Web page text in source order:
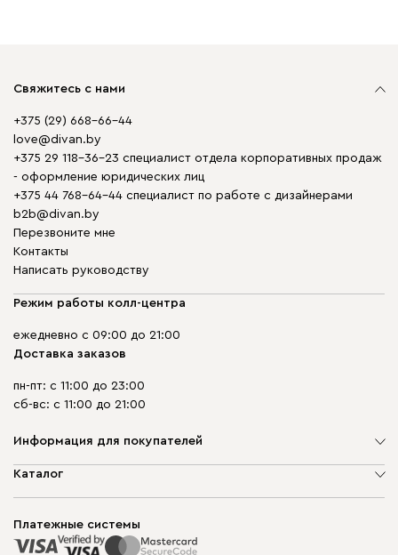
Свяжитесь с нами
+375 (29) 668-66-44
love@divan.by
+375 29 118-36-23 специалист отдела корпоративных продаж
- оформление юридических лиц
+375 44 768-64-44 специалист по работе с дизайнерами
b2b@divan.by
Перезвоните мне
Контакты
Написать руководству
Режим работы колл-центра
ежедневно с 09:00 до 21:00
Доставка заказов
пн-пт: с 11:00 до 23:00
сб-вс: с 11:00 до 21:00
Информация для покупателей
О компании
Способы оплаты
Рассрочка и кредит
Каталог
Корпусная мебель
Распродажа мебели
Платежные системы